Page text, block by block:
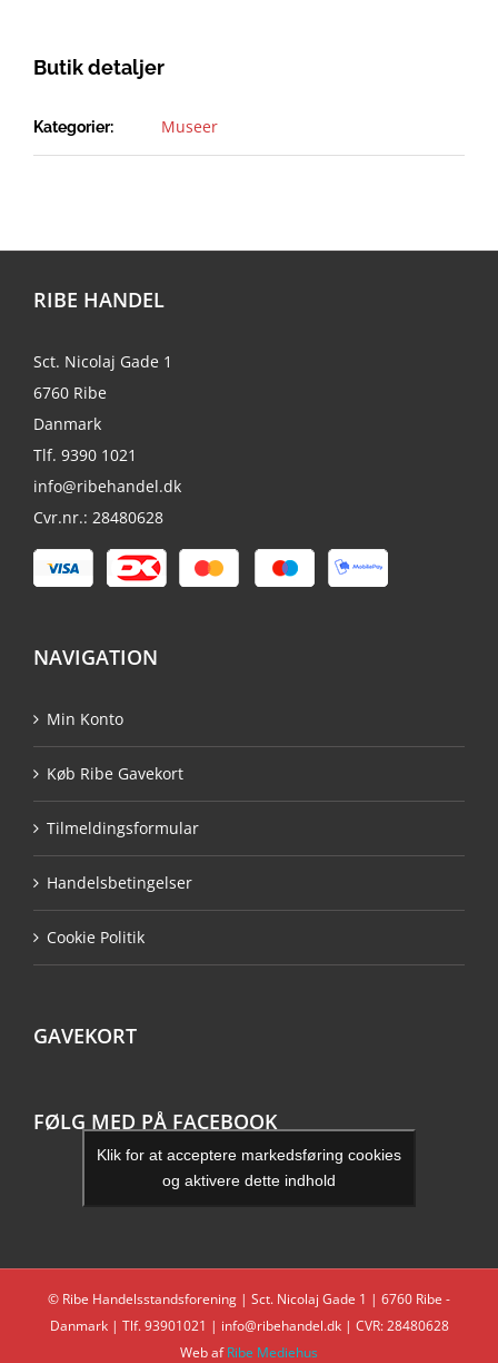
Butik detaljer
Kategorier: Museer
RIBE HANDEL
Sct. Nicolaj Gade 1
6760 Ribe
Danmark
Tlf. 9390 1021
info@ribehandel.dk
Cvr.nr.: 28480628
NAVIGATION
Min Konto
Køb Ribe Gavekort
Tilmeldingsformular
Handelsbetingelser
Cookie Politik
GAVEKORT
FØLG MED PÅ FACEBOOK
Klik for at acceptere markedsføring cookies
og aktivere dette indhold
© Ribe Handelsstandsforening | Sct. Nicolaj Gade 1 | 6760 Ribe -
Danmark | Tlf. 93901021 | info@ribehandel.dk | CVR: 28480628
Web afRibe Mediehus